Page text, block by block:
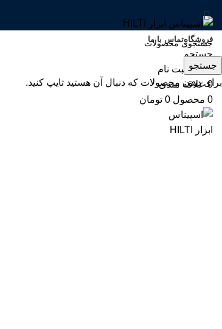
فروشگاهتماس با ما
جستجو
ورود / ثبت نام
0 علاقه مندی
0 محصول 0 تومان
جستجو
برای دیدن محصولات که دنبال آن هستید تایپ کنید.